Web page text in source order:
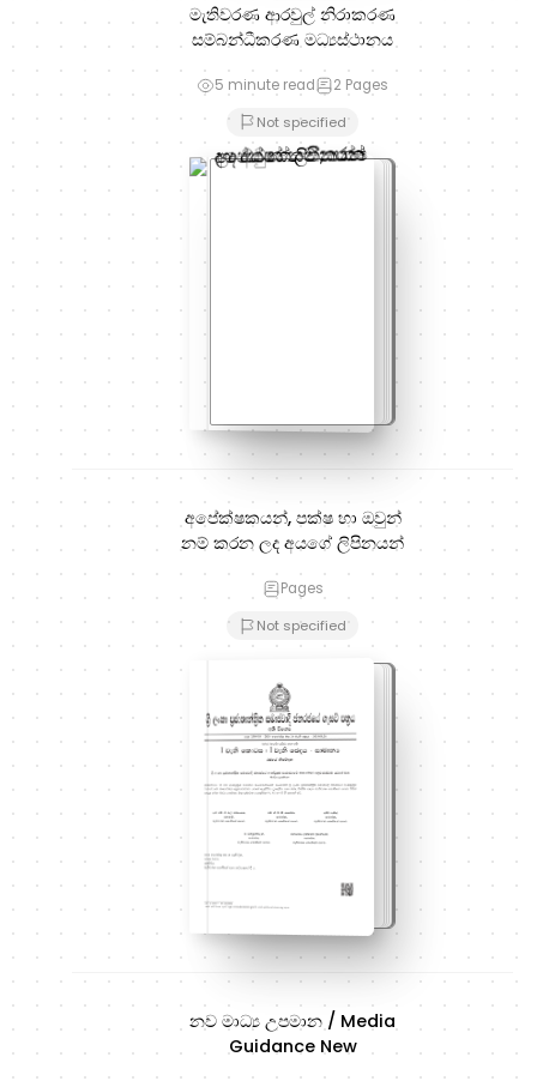
මැතිවරණ ආරවුල් නිරාකරණ
සම්බන්ධීකරණ මධ්‍යස්ථානය
5 minute read 2 Pages
Not specified
අපේක්ෂකයන්, පක්ෂ හා ඔවුන්
නම් කරන ලද අයගේ ලිපිනයන්
Pages
Not specified
නව මාධ්‍ය උපමාන / Media
Guidance New